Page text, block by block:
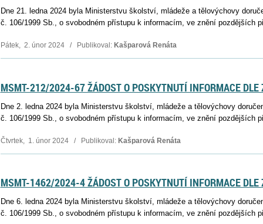
Dne 21. ledna 2024 byla Ministerstvu školství, mládeže a tělovýchovy
č. 106/1999 Sb., o svobodném přístupu k informacím, ve znění pozdějších
Pátek, 2. únor 2024 / Publikoval: Kašparová Renáta
MSMT-212/2024-67 ŽÁDOST O POSKYTNUTÍ INFORMACE
Dne 2. ledna 2024 byla Ministerstvu školství, mládeže a tělovýchovy
č. 106/1999 Sb., o svobodném přístupu k informacím, ve znění pozdějších
Čtvrtek, 1. únor 2024 / Publikoval: Kašparová Renáta
MSMT-1462/2024-4 ŽÁDOST O POSKYTNUTÍ INFORMACE
Dne 6. ledna 2024 byla Ministerstvu školství, mládeže a tělovýchovy
č. 106/1999 Sb., o svobodném přístupu k informacím, ve znění pozdějších